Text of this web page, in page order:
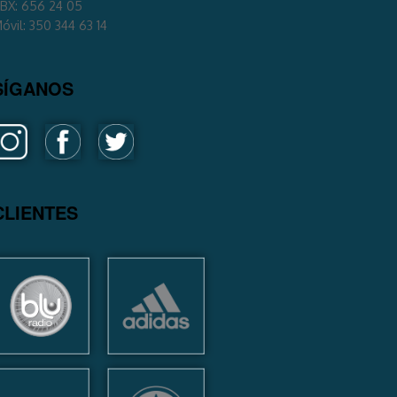
656 24 05
350 344 63 14